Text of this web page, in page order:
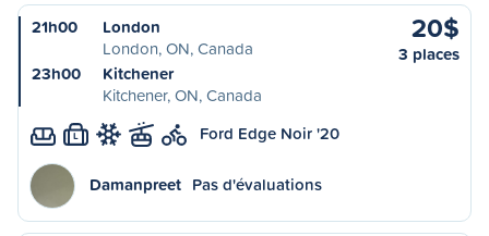
21h00
London
London, ON, Canada
23h00
Kitchener
Kitchener, ON, Canada
20$
3 places
L Ford Edge Noir '20
Damanpreet Pas d'évaluations